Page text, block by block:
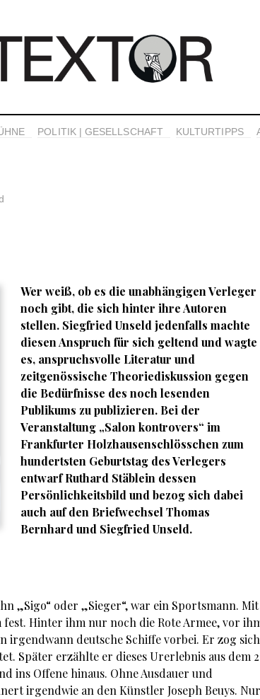
POLITIK | GESELLSCHAFT KULTURTIPPS
Wer weiß, ob es die unabhängigen Verleger
noch gibt, die sich hinter ihre Autoren
stellen. Siegfried Unseld jedenfalls machte
diesen Anspruch für sich geltend und wagte
es, anspruchsvolle Literatur und
zeitgenössische Theoriediskussion gegen
die Bedürfnisse des noch lesenden
Publikums zu publizieren. Bei der
Veranstaltung „Salon kontrovers“ im
Frankfurter Holzhausenschlösschen zum
hundertsten Geburtstag des Verlegers
entwarf Ruthard Stäblein dessen
Persönlichkeitsbild und bezog sich dabei
auch auf den Briefwechsel Thomas
Bernhard und Siegfried Unseld.
„Sigo“ oder „Sieger“, war ein Sportsmann. Mit
Hinter ihm nur noch die Rote Armee, vor
irgendwann deutsche Schiffe vorbei. Er zog sich
Später erzählte er dieses Urerlebnis aus dem
ins Offene hinaus. Ohne Ausdauer und
irgendwie an den Künstler Joseph Beuys. Nur